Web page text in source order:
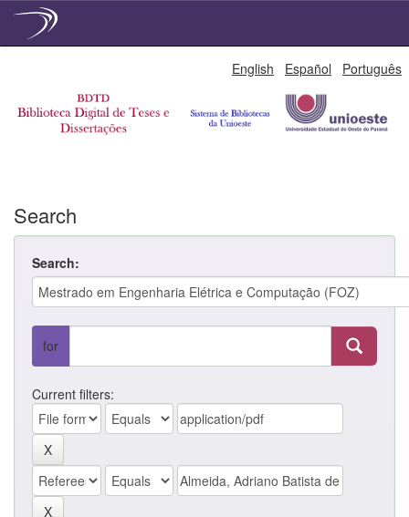
English Español Português
Search
Search:
for
Current filters: